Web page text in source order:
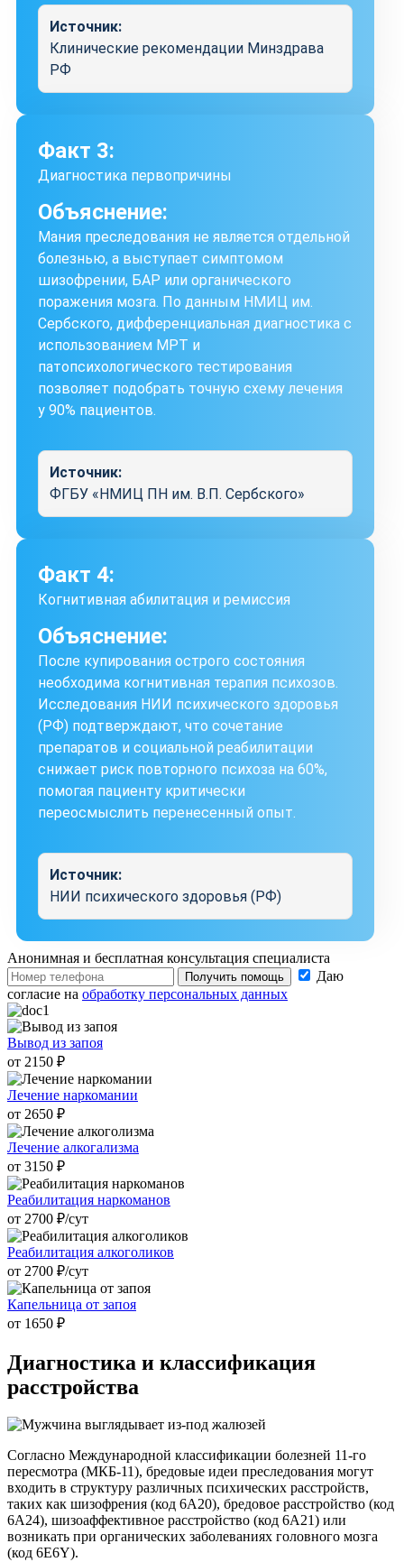
Источник:
Клинические рекомендации Минздрава
РФ
Факт 3:
Диагностика первопричины
Объяснение:
Мания преследования не является отдельной
болезнью, а выступает симптомом
шизофрении, БАР или органического
поражения мозга. По данным НМИЦ им.
Сербского, дифференциальная диагностика с
использованием МРТ и
патопсихологического тестирования
позволяет подобрать точную схему лечения
у 90% пациентов.
Источник:
ФГБУ «НМИЦ ПН им. В.П. Сербского»
Факт 4:
Когнитивная абилитация и ремиссия
Объяснение:
После купирования острого состояния
необходима когнитивная терапия психозов.
Исследования НИИ психического здоровья
(РФ) подтверждают, что сочетание
препаратов и социальной реабилитации
снижает риск повторного психоза на 60%,
помогая пациенту критически
переосмыслить перенесенный опыт.
Источник:
НИИ психического здоровья (РФ)
Анонимная и бесплатная консультация специалиста
Получить помощь
Даю
согласие на обработку персональных данных
Вывод из запоя
от 2150 ₽
Лечение наркомании
от 2650 ₽
Лечение алкогализма
от 3150 ₽
Реабилитация наркоманов
от 2700 ₽/cут
Реабилитация алкоголиков
от 2700 ₽/cут
Капельница от запоя
от 1650 ₽
Диагностика и классификация
расстройства
Согласно Международной классификации болезней 11-го
пересмотра (МКБ-11), бредовые идеи преследования могут
входить в структуру различных психических расстройств,
таких как шизофрения (код 6A20), бредовое расстройство (код
6A24), шизоаффективное расстройство (код 6A21) или
возникать при органических заболеваниях головного мозга
(код 6E6Y).